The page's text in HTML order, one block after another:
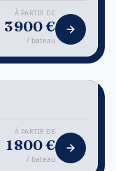
À PARTIR DE
3 900€
/ bateau
À PARTIR DE
1 800€
/ bateau